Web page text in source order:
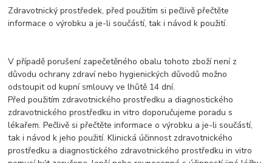
Zdravotnický prostředek, před použitím si pečlivě přečtěte
informace o výrobku a je-li součástí, tak i návod k použití.
V případě porušení zapečetěného obalu tohoto zboží není z
důvodu ochrany zdraví nebo hygienických důvodů možno
odstoupit od kupní smlouvy ve lhůtě 14 dní.
Před použitím zdravotnického prostředku a diagnostického
zdravotnického prostředku in vitro doporučujeme poradu s
lékařem. Pečlivě si přečtěte informace o výrobku a je-li součástí,
tak i návod k jeho použití. Klinická účinnost zdravotnického
prostředku a diagnostického zdravotnického prostředku in vitro